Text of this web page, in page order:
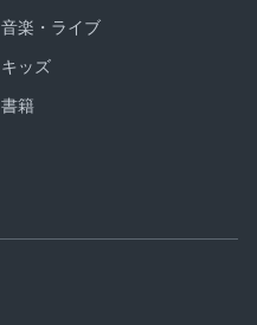
音楽・ライブ
キッズ
書籍